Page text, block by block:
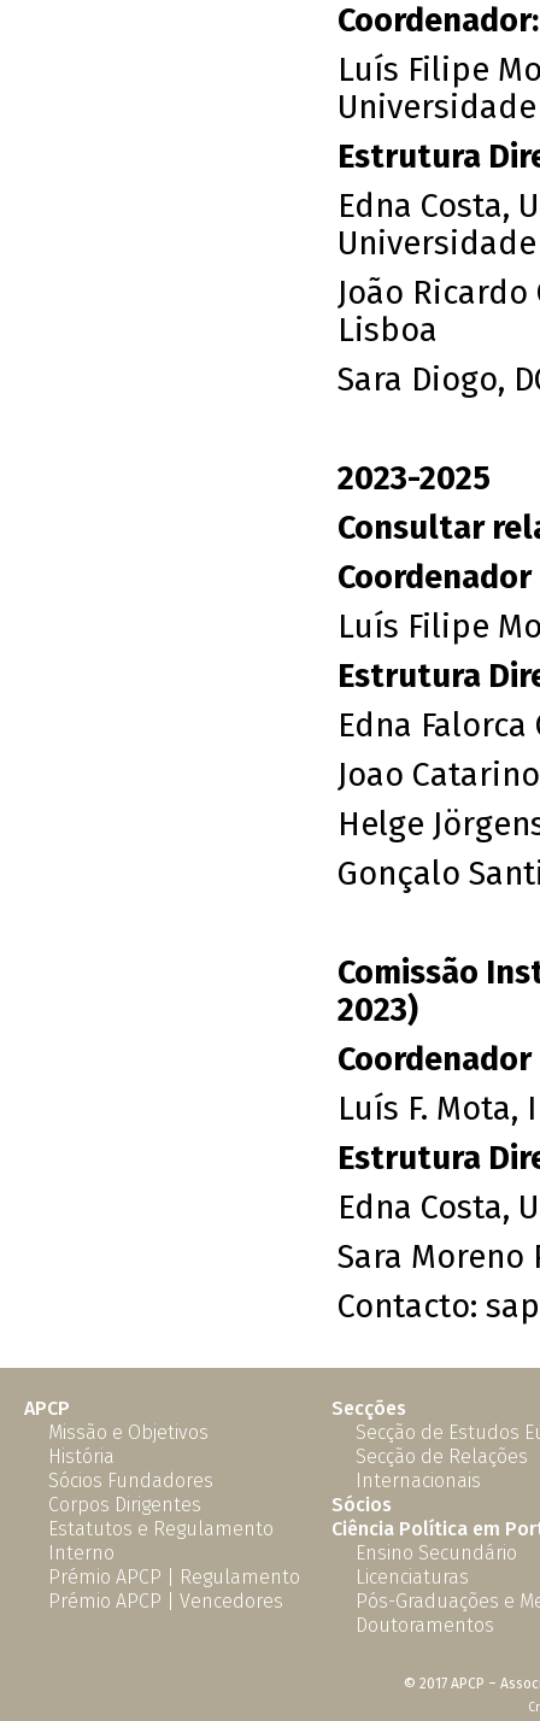
Coordenador:
Luís Filipe
Estrutura
Edna Costa,
João Ricardo
Lisboa
Sara Diogo,
2023-2025
Consultar
Coordenador
Luís Filipe
Estrutura
Edna
Joao
Helge
Gonçalo
Comissão
2023)
Coordenador
Luís F.
Estrutura
Edna Costa,
Sara Moreno
Contacto:
APCP
Missão e Objetivos
História
Sócios Fundadores
Corpos Dirigentes
Estatutos e Regulamento
Interno
Prémio APCP | Regulamento
Prémio APCP | Vencedores
Secções
Secção de Estudos
Secção de Relações
Internacionais
Sócios
Ciência Política em
Ensino Secundário
Licenciaturas
Pós-Graduações e
Doutoramentos
© 2017 APCP –